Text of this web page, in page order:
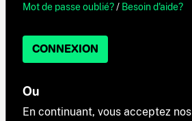
Mot de passe oublié?/ Besoin d'aide?
CONNEXION
Ou
En continuant, vous acceptez nos